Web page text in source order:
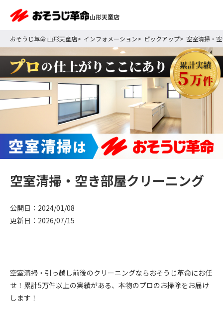
山形天童店
おそうじ革命 山形天童店 インフォメーション ピックアップ 空室清掃・
空室清掃・空き部屋クリーニング
公開日：2024/01/08
更新日：2026/07/15
空室清掃・引っ越し前後のクリーニングならおそうじ革命にお任
せ！累計5万件以上の実績がある、本物のプロのお掃除をお届け
します！